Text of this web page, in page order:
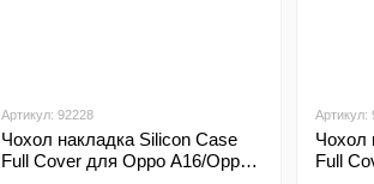
Артикул: 92228
Чохол накладка Silicon Case
Full Cover для Oppo A16/Oppo
Артикул:
Чохол
Full